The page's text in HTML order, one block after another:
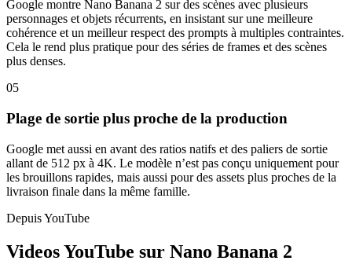
Google montre Nano Banana 2 sur des scènes avec plusieurs
personnages et objets récurrents, en insistant sur une meilleure
cohérence et un meilleur respect des prompts à multiples contraintes.
Cela le rend plus pratique pour des séries de frames et des scènes
plus denses.
05
Plage de sortie plus proche de la production
Google met aussi en avant des ratios natifs et des paliers de sortie
allant de 512 px à 4K. Le modèle n’est pas conçu uniquement pour
les brouillons rapides, mais aussi pour des assets plus proches de la
livraison finale dans la même famille.
Depuis YouTube
Videos YouTube sur Nano Banana 2